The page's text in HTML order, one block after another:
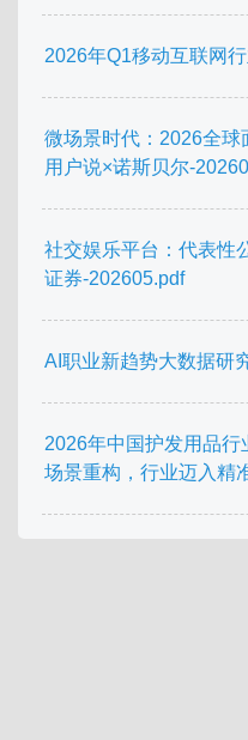
2026年Q1移动互联网
微场景时代：2026全
用户说×诺斯贝尔-
社交娱乐平台：代表性
证券-202605.pdf
AI职业新趋势大数据研
2026年中国护发用品
场景重构，行业迈入精